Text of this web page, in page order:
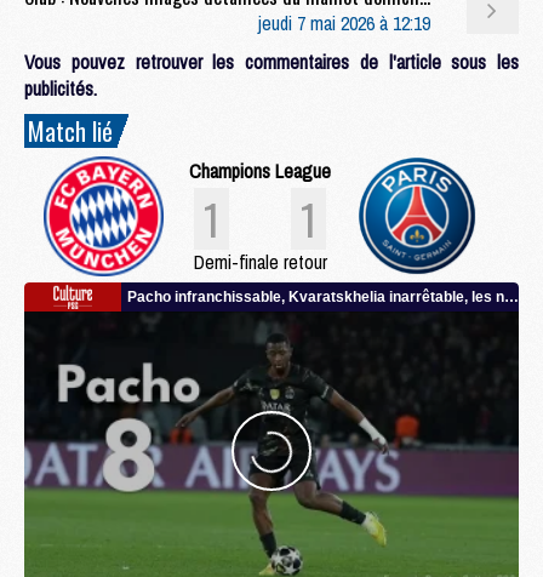
jeudi 7 mai 2026 à 12:19
Vous pouvez retrouver les commentaires de l'article sous les
publicités.
Match lié
Champions League
1 1
Demi-finale retour